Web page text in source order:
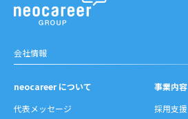
会社情報
neocareer について
代表メッセージ
事業内容
採用支援